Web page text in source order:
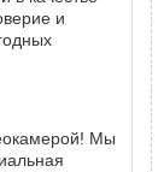
и
Мы